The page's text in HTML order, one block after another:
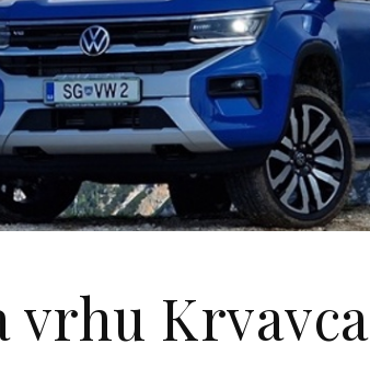
vrhu Krvavca